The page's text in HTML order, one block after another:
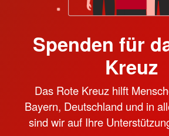
Spenden für
Kreuz
Das Rote Kreuz hilft
Bayern, Deutschland und in
sind wir auf Ihre